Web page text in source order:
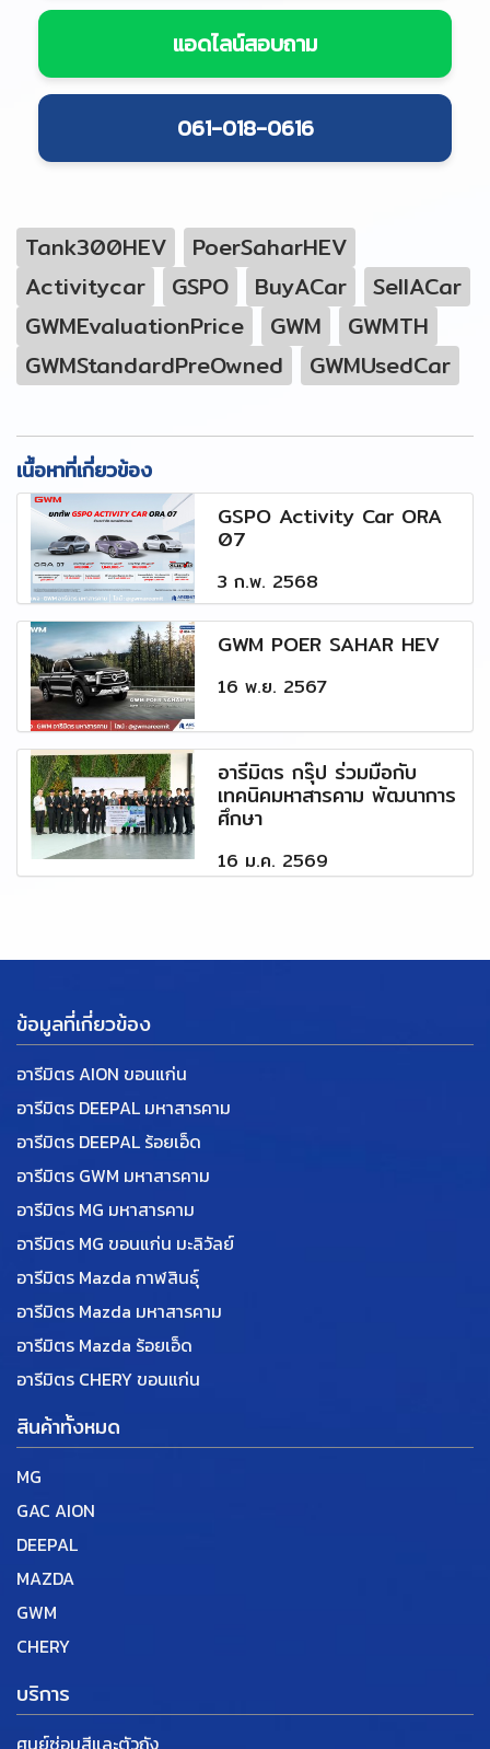
แอดไลน์สอบถาม
061-018-0616
Tank300HEV
PoerSaharHEV
Activitycar
GSPO BuyACar
SellACar
GWMEvaluationPrice
GWM
GWMTH
GWMStandardPreOwned
GWMUsedCar
เนื้อหาที่เกี่ยวข้อง
GSPO Activity Car ORA
07
3 ก.พ. 2568
GWM POER SAHAR HEV
16 พ.ย. 2567
อารีมิตร กรุ๊ป ร่วมมือกับ
เทคนิคมหาสารคาม พัฒนาการ
ศึกษา
16 ม.ค. 2569
ข้อมูลที่เกี่ยวข้อง
อารีมิตร AION ขอนแก่น
อารีมิตร DEEPAL มหาสารคาม
อารีมิตร DEEPAL ร้อยเอ็ด
อารีมิตร GWM มหาสารคาม
อารีมิตร MG มหาสารคาม
อารีมิตร MG ขอนแก่น มะลิวัลย์
อารีมิตร Mazda กาฬสินธุ์
อารีมิตร Mazda มหาสารคาม
อารีมิตร Mazda ร้อยเอ็ด
อารีมิตร CHERY ขอนแก่น
สินค้าทั้งหมด
MG
GAC AION
DEEPAL
MAZDA
GWM
CHERY
บริการ